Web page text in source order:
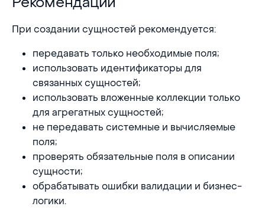
При создании сущностей рекомендуется:
передавать только необходимые поля;
использовать идентификаторы для
связанных сущностей;
использовать вложенные коллекции только
для агрегатных сущностей;
не передавать системные и вычисляемые
поля;
проверять обязательные поля в описании
сущности;
обрабатывать ошибки валидации и бизнес-
логики.